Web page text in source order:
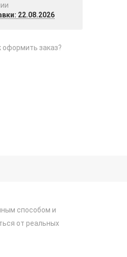
22.08.2026
оформить заказ?
способом и
от реальных